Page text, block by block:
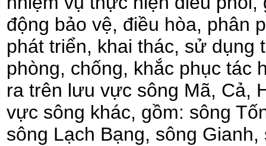
động bảo vệ, điều hòa, phân
phát triển, khai thác, sử dụng
phòng, chống, khắc phục tác
ra trên lưu vực sông Mã, Cả,
vực sông khác, gồm: sông
sông Lạch Bạng, sông Gianh,